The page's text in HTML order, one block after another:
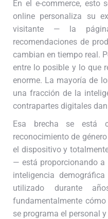
En el e-commerce, esto
online personaliza su
visitante — la
recomendaciones de
cambian en tiempo real.
entre lo posible y lo que
enorme. La mayoría de
una fracción de la
contrapartes digitales
Esa brecha se está
reconocimiento de
el dispositivo y
— está proporcionando
inteligencia
utilizado durante
fundamentalmente
se programa el personal